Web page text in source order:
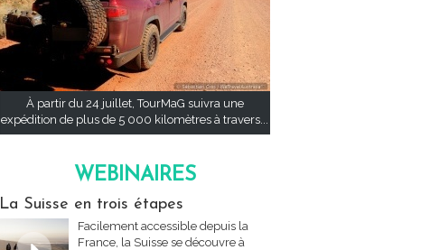
À partir du 24 juillet, TourMaG suivra une
expédition de plus de 5 000 kilomètres à travers...
WEBINAIRES
La Suisse en trois étapes
Facilement accessible depuis la
France, la Suisse se découvre à